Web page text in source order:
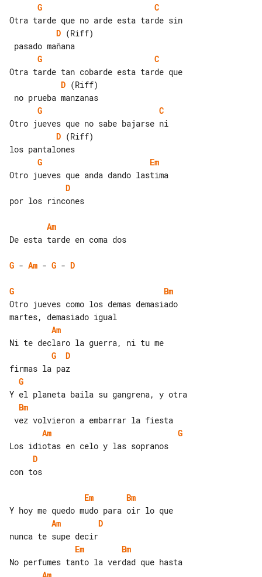
G
C
D (Riff)
G
C
D (Riff)
G
C
D (Riff)
G
Em
D
por los rincones
Am
De esta tarde en coma dos
G - Am - G - D
G
Bm
Otro jueves como los demas demasiado
Am
G
D
G
Bm
Am
G
D
con tos
Em
Bm
Am
D
Em
Bm